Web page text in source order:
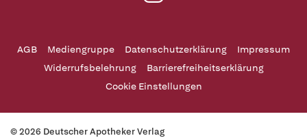
AGB Mediengruppe Datenschutzerklärung
Impressum
Widerrufsbelehrung
Barrierefreiheitserklärung
Cookie Einstellungen
© 2026 Deutscher Apotheker Verlag